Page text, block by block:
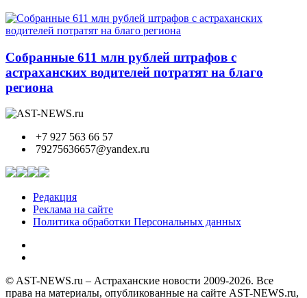
Собранные 611 млн рублей штрафов с
астраханских водителей потратят на благо
региона
+7 927 563 66 57
79275636657@yandex.ru
Редакция
Реклама на сайте
Политика обработки Персональных данных
© AST-NEWS.ru – Астраханские новости 2009-2026. Все
права на материалы, опубликованные на сайте AST-NEWS.ru,